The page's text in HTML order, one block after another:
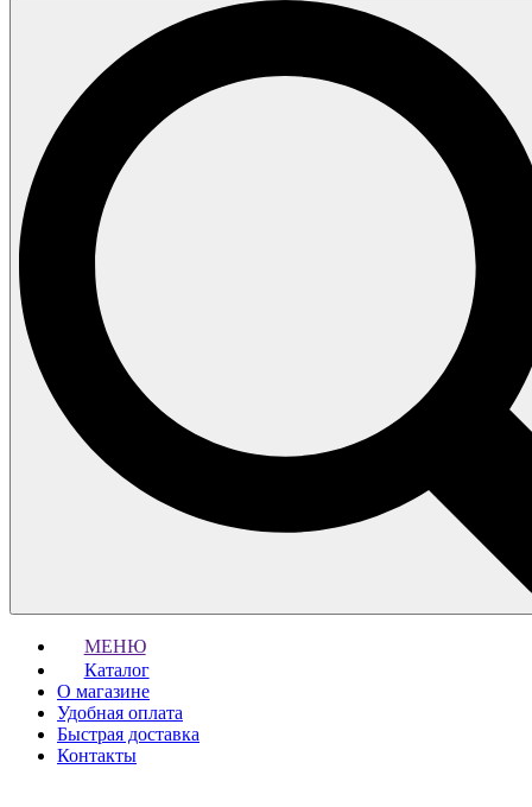
МЕНЮ
Каталог
О магазине
Удобная оплата
Быстрая доставка
Контакты